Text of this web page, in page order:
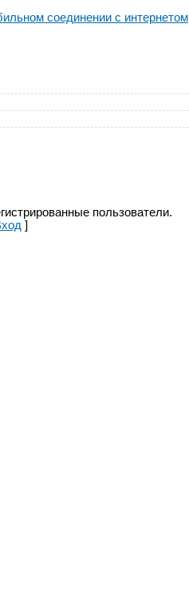
соединении с интернетом
пользователи.
]